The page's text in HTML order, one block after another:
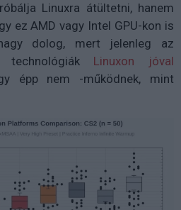
Linuxra átültetni, hanem
ez AMD vagy Intel GPU-kon is
dolog, mert jelenleg az
technológiák Linuxon jóval
épp nem -működnek, mint